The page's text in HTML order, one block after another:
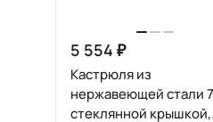
5 554 ₽
Кастрюля из
нержавеющей стали
стеклянной крышкой,